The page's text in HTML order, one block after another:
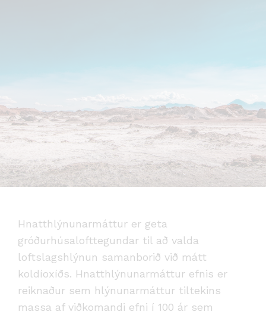
Hnatthlýnunarmáttur er geta
gróðurhúsalofttegundar til að valda
loftslagshlýnun samanborið við mátt
koldíoxíðs. Hnatthlýnunarmáttur efnis er
reiknaður sem hlýnunarmáttur tiltekins
massa af viðkomandi efni í 100 ár sem